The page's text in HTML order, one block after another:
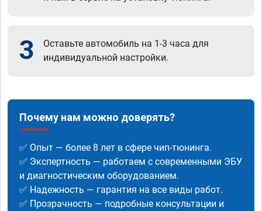
3
Оставьте автомобиль на 1-3 часа для
индивидуальной настройки.
Почему нам можно доверять?
✅ Опыт — более 8 лет в сфере чип-тюнинга.
✅ Экспертность — работаем с современными ЭБУ
и диагностическим оборудованием.
✅ Надежность — гарантия на все виды работ.
✅ Прозрачность — подробные консультации и